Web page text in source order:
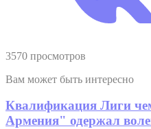
3570 просмотров
Вам может быть интересно
Квалификация Лиги
Армения" одержал